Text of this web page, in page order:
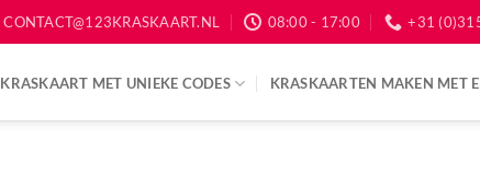
CONTACT@123KRASKAART.NL 08:00 - 17:00 +31
KRASKAART MET UNIEKE CODES KRASKAARTEN MAKEN MET